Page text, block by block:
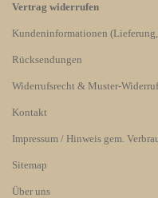
Vertrag widerrufen
Kundeninformationen
Rücksendungen
Widerrufsrecht & Muster-
Kontakt
Impressum / Hinweis gem.
Sitemap
Über uns